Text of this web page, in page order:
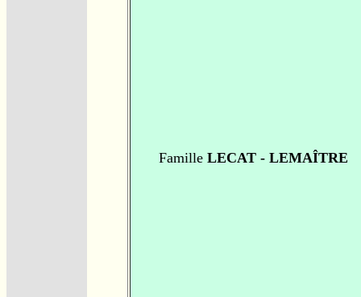
Famille LECAT - LEMAÎTRE